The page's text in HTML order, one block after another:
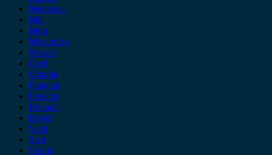
Mercedes
MG
Mini
Mitsubishi
Nissan
Opel
Omoda
Peugeot
Porsche
Renault
Rover
Saab
Seat
Skoda